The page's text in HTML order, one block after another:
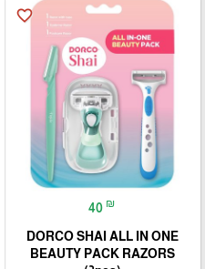
favorite_border
40 ₪
DORCO SHAI ALL IN ONE
BEAUTY PACK RAZORS